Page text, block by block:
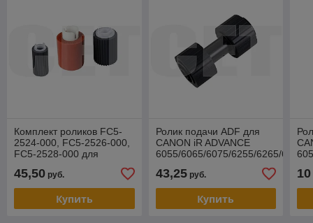
Комплект роликов FC5-
2524-000, FC5-2526-000,
FC5-2528-000 для
6055/6065/6075/6255/6265/6275
45,50 руб.
Купить
Ролик подачи ADF для
CANON iR ADVANCE
6055/6065/6075/6255/6265/6275
9608-000
43,25руб.
Купить
10